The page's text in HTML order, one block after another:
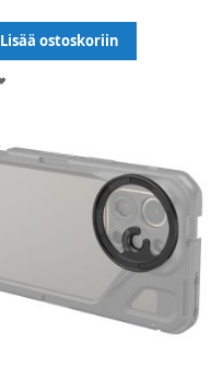
Lisää ostoskoriin